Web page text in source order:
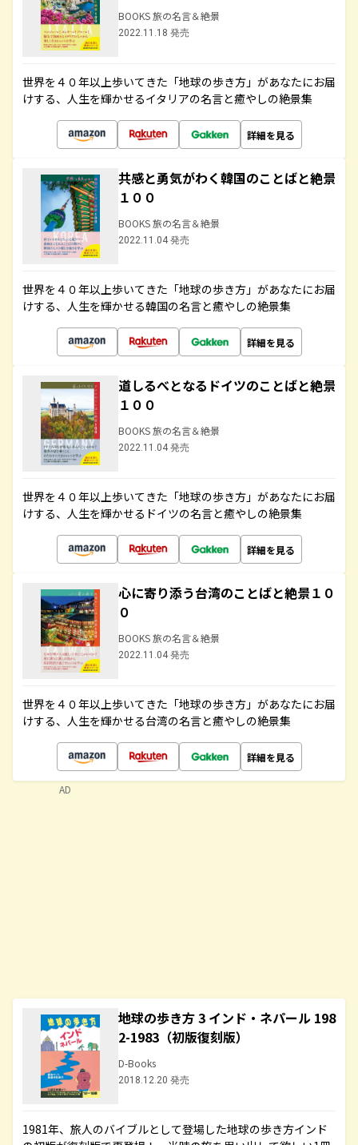
BOOKS 旅の名言＆絶景
2022.11.18 発売
世界を４０年以上歩いてきた「地球の歩き方」があなたにお届
けする、人生を輝かせるイタリアの名言と癒やしの絶景集
詳細を見る
共感と勇気がわく韓国のことばと絶景
１００
BOOKS 旅の名言＆絶景
2022.11.04 発売
世界を４０年以上歩いてきた「地球の歩き方」があなたにお届
けする、人生を輝かせる韓国の名言と癒やしの絶景集
詳細を見る
道しるべとなるドイツのことばと絶景
１００
BOOKS 旅の名言＆絶景
2022.11.04 発売
世界を４０年以上歩いてきた「地球の歩き方」があなたにお届
けする、人生を輝かせるドイツの名言と癒やしの絶景集
詳細を見る
心に寄り添う台湾のことばと絶景１０
０
BOOKS 旅の名言＆絶景
2022.11.04 発売
世界を４０年以上歩いてきた「地球の歩き方」があなたにお届
けする、人生を輝かせる台湾の名言と癒やしの絶景集
詳細を見る
地球の歩き方 3 インド・ネパール 198
2-1983（初版復刻版）
D-Books
2018.12.20 発売
1981年、旅人のバイブルとして登場した地球の歩き方インド
AD